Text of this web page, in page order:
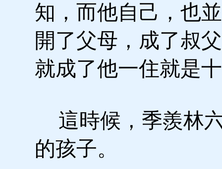
知，而他自己，也
開了父母，成了叔
就成了他一住就是
這時候，季羨林
的孩子。